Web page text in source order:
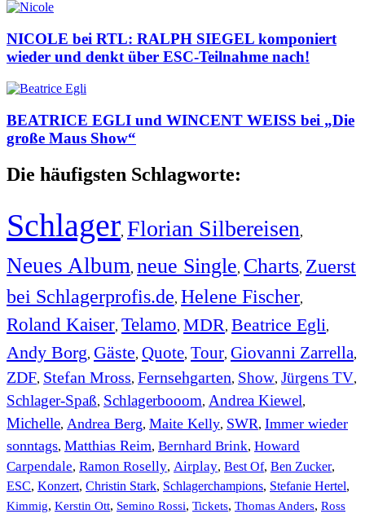
NICOLE bei RTL: RALPH SIEGEL komponiert
wieder und denkt über ESC-Teilnahme nach!
BEATRICE EGLI und WINCENT WEISS bei „Die
große Maus Show“
Die häufigsten Schlagworte:
Schlager, Florian Silbereisen,
Neues Album, neue Single, Charts, Zuerst
bei Schlagerprofis.de, Helene Fischer,
Roland Kaiser, Telamo, MDR, Beatrice Egli,
Andy Borg, Gäste, Quote, Tour, Giovanni Zarrella,
ZDF, Stefan Mross, Fernsehgarten, Show, Jürgens TV,
Schlager-Spaß, Schlagerbooom, Andrea Kiewel,
Michelle, Andrea Berg, Maite Kelly, SWR, Immer wieder
sonntags, Matthias Reim, Bernhard Brink, Howard
Carpendale, Ramon Roselly, Airplay, Best Of, Ben Zucker,
ESC, Konzert, Christin Stark, Schlagerchampions, Stefanie Hertel,
Kimmig, Kerstin Ott, Semino Rossi, Tickets, Thomas Anders, Ross